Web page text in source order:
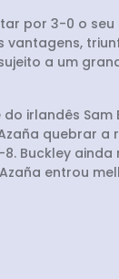
por 3-0 o
a um
irlandês Sam
quebrar a
Buckley
entrou